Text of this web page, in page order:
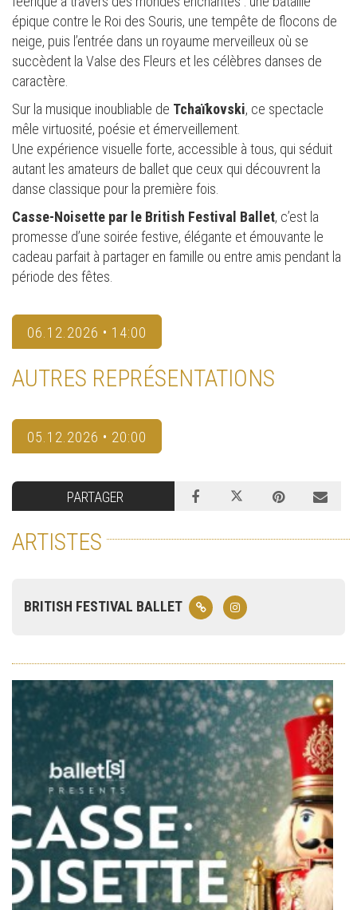
épique contre le Roi des Souris, une tempête de flocons de
neige, puis l’entrée dans un royaume merveilleux où se
succèdent la Valse des Fleurs et les célèbres danses de
caractère.
Sur la musique inoubliable de Tchaïkovski, ce spectacle
mêle virtuosité, poésie et émerveillement.
Une expérience visuelle forte, accessible à tous, qui séduit
autant les amateurs de ballet que ceux qui découvrent la
danse classique pour la première fois.
Casse-Noisette par le British Festival Ballet, c’est la
promesse d’une soirée festive, élégante et émouvante le
cadeau parfait à partager en famille ou entre amis pendant la
période des fêtes.
06.12.2026 • 14:00
AUTRES REPRÉSENTATIONS
05.12.2026 • 20:00
PARTAGER
ARTISTES
BRITISH FESTIVAL BALLET